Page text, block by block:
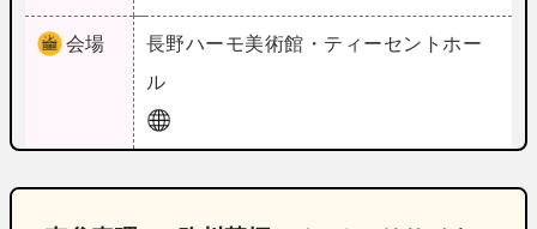
会場 長野ハーモ美術館・ティーセントホー
ル